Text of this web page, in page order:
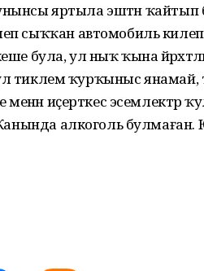
унынсы яртыла эштән ҡайтып
сыҡҡан автомобиль килеп
була, ул ныҡ ҡына
ул тиклем ҡурҡыныс
менән иҫерткес
алкоголь